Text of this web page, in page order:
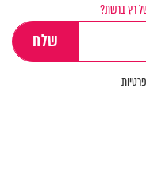
רץ ברשת?